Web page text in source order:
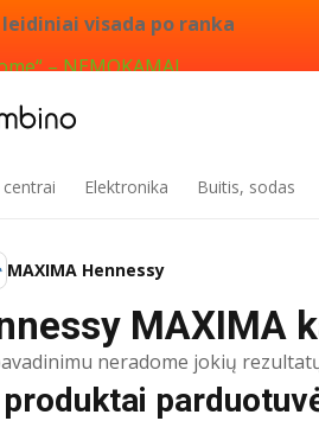
visada po ranka
– NEMOKAMAI
Elektronika Buitis, sodas
MAXIMA Hennessy
MAXIMA
neradome jokių